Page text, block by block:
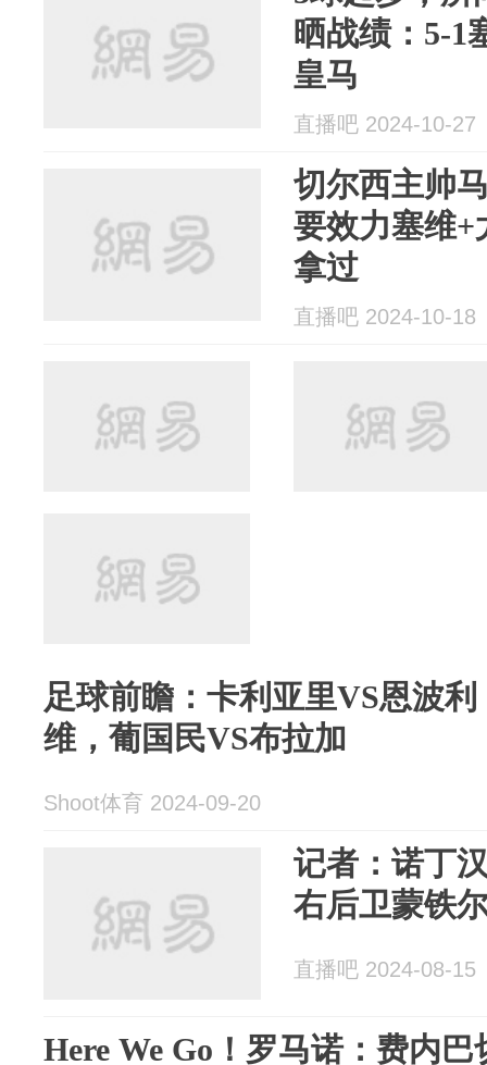
晒战绩：5-1
皇马
直播吧 2024-10-27
切尔西主帅
要效力塞维+
拿过
直播吧 2024-10-18
足球前瞻：卡利亚里VS恩波
维，葡国民VS布拉加
Shoot体育 2024-09-20
记者：诺丁
右后卫蒙铁
直播吧 2024-08-15
Here We Go！罗马诺：费内巴